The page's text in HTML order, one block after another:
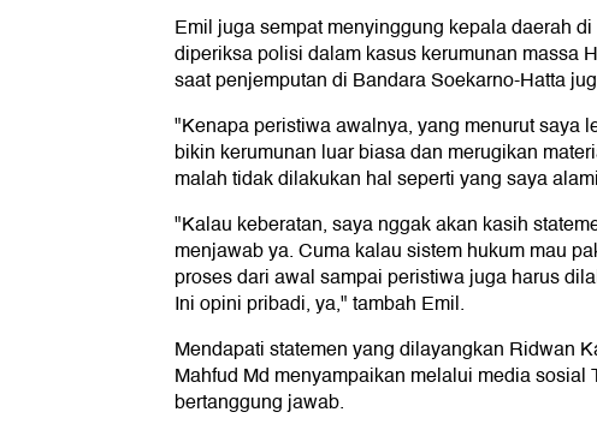
Emil juga sempat menyinggung kepala daerah
diperiksa polisi dalam kasus kerumunan massa
saat penjemputan di Bandara Soekarno-Hatta
"Kenapa peristiwa awalnya, yang menurut saya
bikin kerumunan luar biasa dan merugikan
malah tidak dilakukan hal seperti yang saya
"Kalau keberatan, saya nggak akan kasih
menjawab ya. Cuma kalau sistem hukum mau
proses dari awal sampai peristiwa juga harus
Ini opini pribadi, ya," tambah Emil.
Mendapati statemen yang dilayangkan Ridwan
Mahfud Md menyampaikan melalui media sosial
bertanggung jawab.